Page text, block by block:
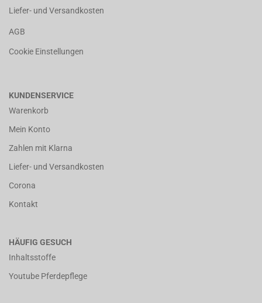
Liefer- und Versandkosten
AGB
Cookie Einstellungen
KUNDENSERVICE
Warenkorb
Mein Konto
Zahlen mit Klarna
Liefer- und Versandkosten
Corona
Kontakt
HÄUFIG GESUCH
Inhaltsstoffe
Youtube Pferdepflege